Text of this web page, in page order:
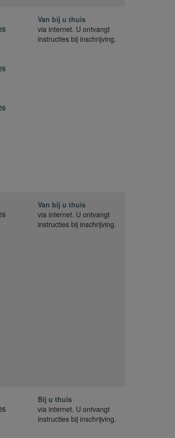
Van bij u thuis
via internet. U ontvangt
instructies bij inschrijving.
Van bij u thuis
via internet. U ontvangt
instructies bij inschrijving.
Bij u thuis
via internet. U ontvangt
instructies bij inschrijving.